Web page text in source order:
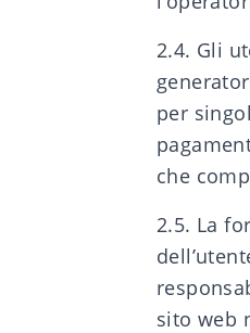
2.4. Gli
per
che
2.5. La
sito web